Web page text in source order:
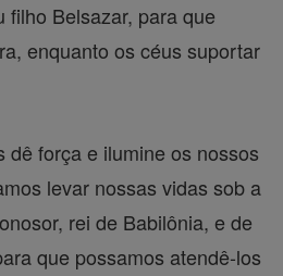
filho Belsazar, para que
enquanto os céus suportar
dê força e ilumine os nossos
levar nossas vidas sob a
rei de Babilônia, e de
que possamos atendê-los